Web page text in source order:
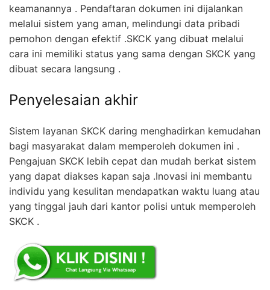
keamanannya . Pendaftaran dokumen ini dijalankan
melalui sistem yang aman, melindungi data pribadi
pemohon dengan efektif .SKCK yang dibuat melalui
cara ini memiliki status yang sama dengan SKCK yang
dibuat secara langsung .
Penyelesaian akhir
Sistem layanan SKCK daring menghadirkan kemudahan
bagi masyarakat dalam memperoleh dokumen ini .
Pengajuan SKCK lebih cepat dan mudah berkat sistem
yang dapat diakses kapan saja .Inovasi ini membantu
individu yang kesulitan mendapatkan waktu luang atau
yang tinggal jauh dari kantor polisi untuk memperoleh
SKCK .